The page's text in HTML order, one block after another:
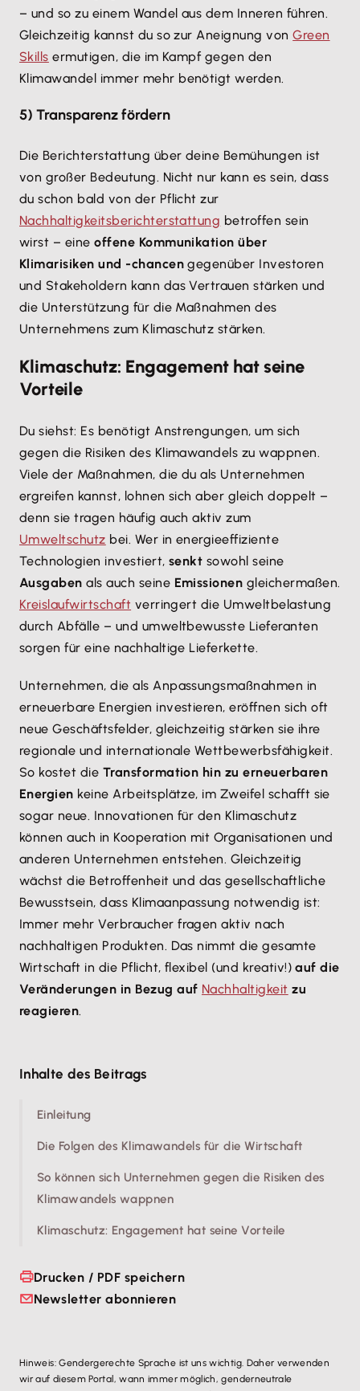
– und so zu einem Wandel aus dem Inneren führen.
Gleichzeitig kannst du so zur Aneignung vonGreen
Skills ermutigen, die im Kampf gegen den
Klimawandel immer mehr benötigt werden.
5) Transparenz fördern
Die Berichterstattung über deine Bemühungen ist
von großer Bedeutung. Nicht nur kann es sein, dass
du schon bald von der Pflicht zur
Nachhaltigkeitsberichterstattung betroffen sein
wirst – eineoffene Kommunikation über
Klimarisiken und -chancen gegenüber Investoren
und Stakeholdern kann das Vertrauen stärken und
die Unterstützung für die Maßnahmen des
Unternehmens zum Klimaschutz stärken.
Klimaschutz: Engagement hat seine
Vorteile
Du siehst: Es benötigt Anstrengungen, um sich
gegen die Risiken des Klimawandels zu wappnen.
Viele der Maßnahmen, die du als Unternehmen
ergreifen kannst, lohnen sich aber gleich doppelt –
denn sie tragen häufig auch aktiv zum
Umweltschutz bei. Wer in energieeffiziente
Technologien investiert, senkt sowohl seine
Ausgaben als auch seine Emissionen gleichermaßen.
Kreislaufwirtschaft verringert die Umweltbelastung
durch Abfälle – und umweltbewusste Lieferanten
sorgen für eine nachhaltige Lieferkette.
Unternehmen, die als Anpassungsmaßnahmen in
erneuerbare Energien investieren, eröffnen sich oft
neue Geschäftsfelder, gleichzeitig stärken sie ihre
regionale und internationale Wettbewerbsfähigkeit.
So kostet die Transformation hin zu erneuerbaren
Energien keine Arbeitsplätze, im Zweifel schafft sie
sogar neue. Innovationen für den Klimaschutz
können auch in Kooperation mit Organisationen und
anderen Unternehmen entstehen. Gleichzeitig
wächst die Betroffenheit und das gesellschaftliche
Bewusstsein, dass Klimaanpassung notwendig ist:
Immer mehr Verbraucher fragen aktiv nach
nachhaltigen Produkten. Das nimmt die gesamte
Wirtschaft in die Pflicht, flexibel (und kreativ!)auf die
Veränderungen in Bezug auf Nachhaltigkeit zu
reagieren.
Inhalte des Beitrags
Einleitung
Die Folgen des Klimawandels für die Wirtschaft
So können sich Unternehmen gegen die Risiken des
Klimawandels wappnen
Klimaschutz: Engagement hat seine Vorteile
Drucken / PDF speichern
Newsletter abonnieren
Hinweis: Gendergerechte Sprache ist uns wichtig. Daher verwenden
wir auf diesem Portal, wann immer möglich, genderneutrale